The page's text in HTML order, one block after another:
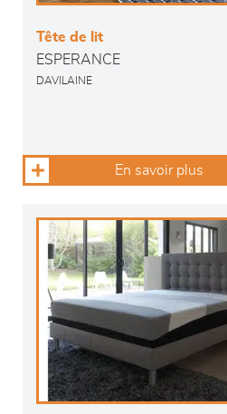
Tête de lit
ESPERANCE
DAVILAINE
En savoir plus